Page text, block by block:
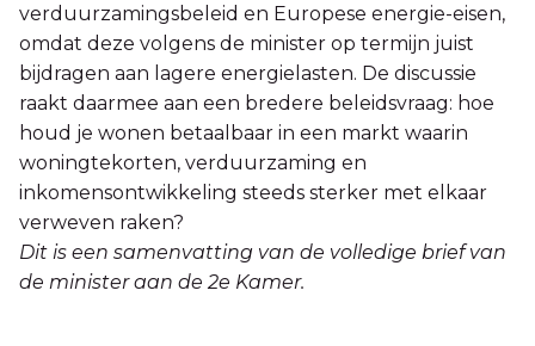
verduurzamingsbeleid en Europese energie-eisen,
omdat deze volgens de minister op termijn juist
bijdragen aan lagere energielasten. De discussie
raakt daarmee aan een bredere beleidsvraag: hoe
houd je wonen betaalbaar in een markt waarin
woningtekorten, verduurzaming en
inkomensontwikkeling steeds sterker met elkaar
verweven raken?
Dit is een samenvatting van de volledige brief van
de minister aan de 2e Kamer.